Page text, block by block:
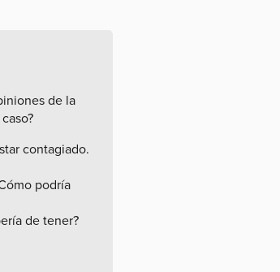
de la
contagiado.
podría
de tener?